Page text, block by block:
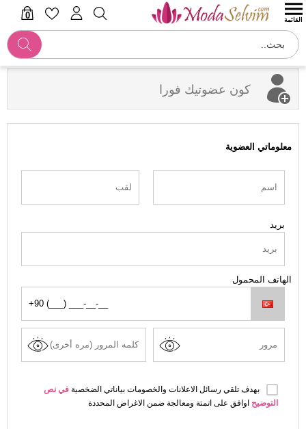
0 القائمة
كون عضوتيك فورا
معلوماتي العضوية
بريد
الهاتف المحمول
بهدف تلقي رسائل الاعلانات والخصومات بياناتي الضخصية في نص
التوضيح اوافق على اتمتة ومعالجة ضمن الاغراض المحددة